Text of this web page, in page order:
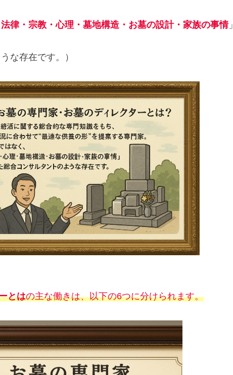
法律・宗教・心理・墓地構造・お墓の設計・家族の事情」
な存在です。）
とはの主な働きは、以下の6つに分けられます。